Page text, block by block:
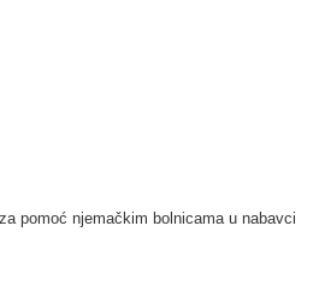
pomoć njemačkim bolnicama u nabavci